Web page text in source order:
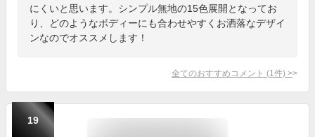
にくいと思います。シンプル無地の15色展開となってお
り、どのようなボディーにも合わせやすくお洒落なデザイ
ンなのでオススメします！
全てのおすすめコメント (1 件) >
19